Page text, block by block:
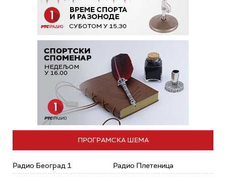
ПРОГРАМСКА ШЕМА
Радио Београд 1 Радио Плетеница